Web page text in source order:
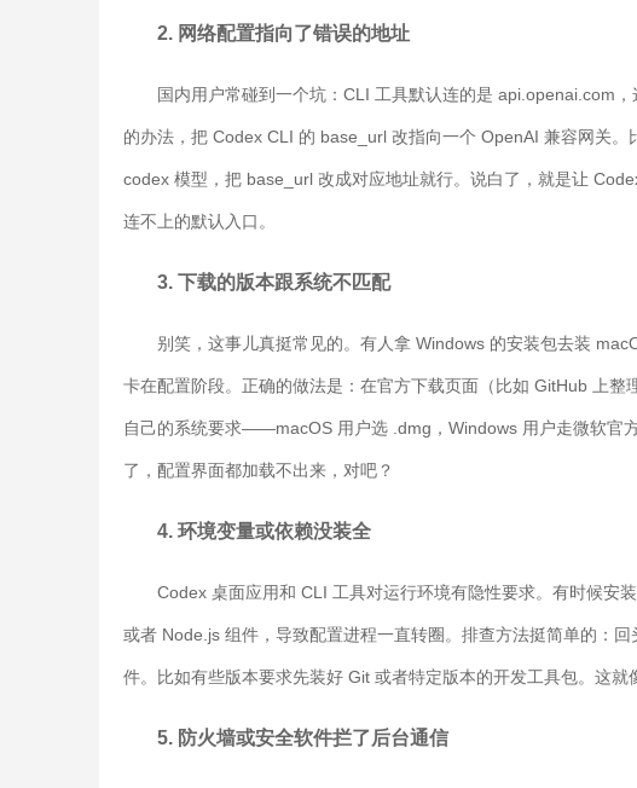
2. 网络配置指向了错误的地址
国内用户常碰到一个坑：CLI 工具默认连的是 api.openai.com
的办法，把 Codex CLI 的 base_url 改指向一个 OpenAI 兼容网关
codex 模型，把 base_url 改成对应地址就行。说白了，就是让
连不上的默认入口。
3. 下载的版本跟系统不匹配
别笑，这事儿真挺常见的。有人拿 Windows 的安装包去装
卡在配置阶段。正确的做法是：在官方下载页面（比如 GitHub 上
自己的系统要求——macOS 用户选 .dmg，Windows 用户走微软官
了，配置界面都加载不出来，对吧？
4. 环境变量或依赖没装全
Codex 桌面应用和 CLI 工具对运行环境有隐性要求。有时候安
或者 Node.js 组件，导致配置进程一直转圈。排查方法挺简单的：
件。比如有些版本要求先装好 Git 或者特定版本的开发工具包。这就
5. 防火墙或安全软件拦了后台通信